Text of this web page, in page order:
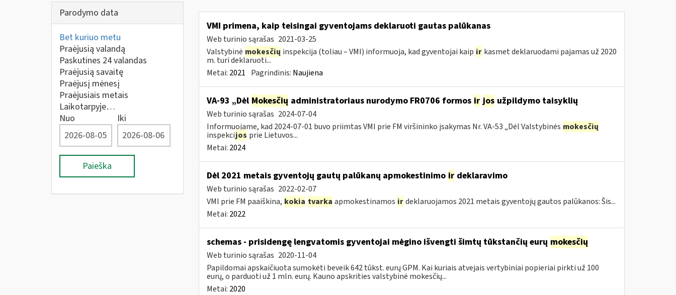
Parodymo data
Bet kuriuo metu
Praėjusią valandą
Paskutines 24 valandas
Praėjusią savaitę
Praėjusį mėnesį
Praėjusiais metais
Laikotarpyje…
Nuo
Iki
Paieška
VMI primena, kaip teisingai gyventojams deklaruoti gautas palūkanas
Web turinio sąrašas 2021-03-25
Valstybinė mokesčių inspekcija (toliau – VMI) informuoja, kad gyventojai kaip ir kasmet deklaruodami pajamas už 2020
m. turi deklaruoti...
Metai: 2021 Pagrindinis: Naujiena
VA-93 „Dėl Mokesčių administratoriaus nurodymo FR0706 formos ir jos užpildymo taisyklių
Web turinio sąrašas 2024-07-04
Informuojame, kad 2024-07-01 buvo priimtas VMI prie FM viršininko įsakymas Nr. VA-53 „Dėl Valstybinės mokesčių
inspekcijos prie Lietuvos...
Metai: 2024
Dėl 2021 metais gyventojų gautų palūkanų apmokestinimo irdeklaravimo
Web turinio sąrašas 2022-02-07
VMI prie FM paaiškina, kokia tvarka apmokestinamos ir deklaruojamos 2021 metais gyventojų gautos palūkanos: Šis...
Metai: 2022
schemas - prisidengę lengvatomis gyventojai mėgino išvengti šimtų tūkstančių eurų mokesčių
Web turinio sąrašas 2020-11-04
Papildomai apskaičiuota sumokėti beveik 642 tūkst. eurų GPM. Kai kuriais atvejais vertybiniai popieriai pirkti už 100
eurų, o parduoti už 1 mln. eurų. Kauno apskrities valstybinė mokesčių...
Metai: 2020